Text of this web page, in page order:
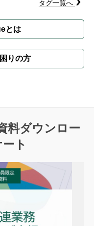
タグ一覧へ
とは
りの方
料ダウンロー
ト